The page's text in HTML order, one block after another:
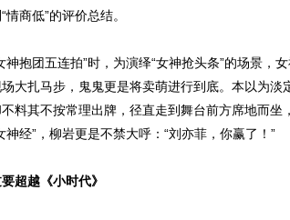
情商低”的评价总结。
抱团五连拍”时，为演绎“女神抢头条”的场景，女
大扎马步，鬼鬼更是将卖萌进行到底。本以为淡
料其不按常理出牌，径直走到舞台前方席地而
神经”，柳岩更是不禁大呼：“刘亦菲，你赢了！”
越《小时代》